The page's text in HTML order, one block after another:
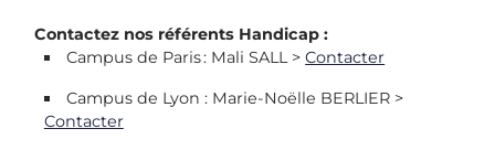
Contactez nos référents Handicap :
Campus de Paris : Mali SALL >Contacter
Campus de Lyon : Marie-Noëlle BERLIER >
Contacter